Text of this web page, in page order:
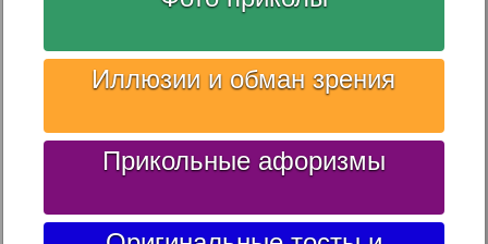
Иллюзии и обман зрения
Прикольные афоризмы